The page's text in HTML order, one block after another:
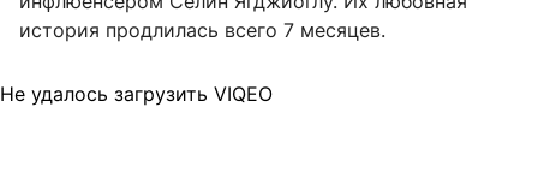
история продлилась всего 7 месяцев.
Не удалось загрузить VIQEO